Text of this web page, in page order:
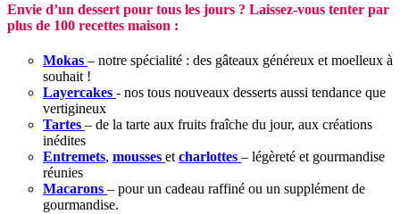
Envie d’un dessert pour tous les jours ? Laissez-vous tenter par
plus de 100 recettes maison :
Mokas – notre spécialité : des gâteaux généreux et moelleux à
souhait !
Layercakes - nos tous nouveaux desserts aussi tendance que
vertigineux
Tartes – de la tarte aux fruits fraîche du jour, aux créations
inédites
Entremets, mousses et charlottes – légèreté et gourmandise
réunies
Macarons – pour un cadeau raffiné ou un supplément de
gourmandise.